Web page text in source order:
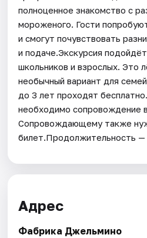
полноценное знакомство с
мороженого. Гости
и смогут почувствовать
и подаче.Экскурсия
школьников и взрослых. Это
необычный вариант для
до 3 лет проходят
необходимо сопровождение
Сопровождающему также
билет.Продолжительность —
Адрес
Фабрика Джельмино